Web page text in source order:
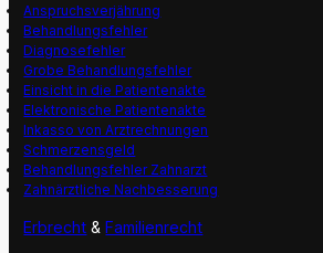
Anspruchsverjährung
Behandlungsfehler
Diagnosefehler
Grobe Behandlungsfehler
Einsicht in die Patientenakte
Elektronische Patientenakte
Inkasso von Arztrechnungen
Schmerzensgeld
Behandlungsfehler Zahnarzt
Zahnärztliche Nachbesserung
Erbrecht &Familienrecht